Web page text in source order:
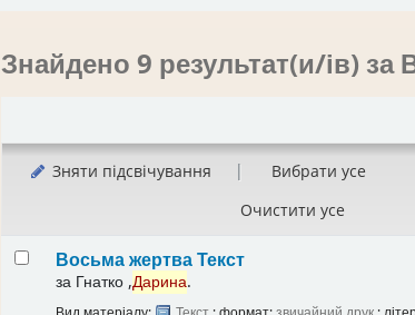
Знайдено 9 результат(и/ів)
Зняти підсвічування
Вибрати усе
Очистити усе
Восьма жертваТекст
за Гнатко ,Дарина.